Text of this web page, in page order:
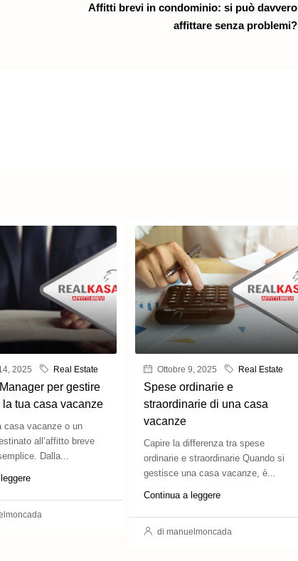
Affitti brevi in condominio: si può davvero
affittare senza problemi?
2025 Real Estate
per gestire
tua casa vacanze
casa vacanze o un
all’affitto breve
Dalla...
Ottobre 9, 2025 Real Estate
Spese ordinarie e
straordinarie di una casa
vacanze
Capire la differenza tra spese
ordinarie e straordinarie Quando si
gestisce una casa vacanze, è...
Continua a leggere
di manuelmoncada